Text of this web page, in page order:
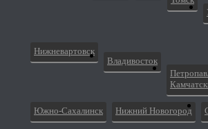
Нижневартовск
Владивосток
Южно-Сахалинск Нижний Новогород